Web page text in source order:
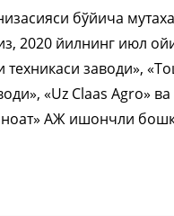
бўйича
2020 йилнинг июл
заводи»,
«Uz Claas Agro»
АЖ ишончли